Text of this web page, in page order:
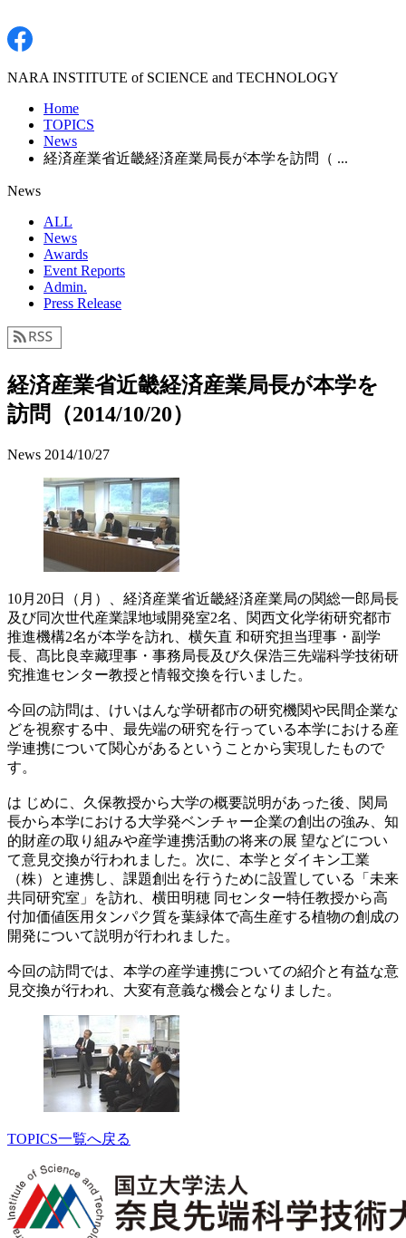
NARA INSTITUTE of SCIENCE and TECHNOLOGY
Home
TOPICS
News
経済産業省近畿経済産業局長が本学を訪問（ ...
News
ALL
News
Awards
Event Reports
Admin.
Press Release
経済産業省近畿経済産業局長が本学を
訪問（2014/10/20）
News 2014/10/27
10月20日（月）、経済産業省近畿経済産業局の関総一郎局長
及び同次世代産業課地域開発室2名、関西文化学術研究都市
推進機構2名が本学を訪れ、横矢直 和研究担当理事・副学
長、髙比良幸藏理事・事務局長及び久保浩三先端科学技術研
究推進センター教授と情報交換を行いました。
今回の訪問は、けいはんな学研都市の研究機関や民間企業な
どを視察する中、最先端の研究を行っている本学における産
学連携について関心があるということから実現したもので
す。
は じめに、久保教授から大学の概要説明があった後、関局
長から本学における大学発ベンチャー企業の創出の強み、知
的財産の取り組みや産学連携活動の将来の展 望などについ
て意見交換が行われました。次に、本学とダイキン工業
（株）と連携し、課題創出を行うために設置している「未来
共同研究室」を訪れ、横田明穂 同センター特任教授から高
付加価値医用タンパク質を葉緑体で高生産する植物の創成の
開発について説明が行われました。
今回の訪問では、本学の産学連携についての紹介と有益な意
見交換が行われ、大変有意義な機会となりました。
TOPICS一覧へ戻る